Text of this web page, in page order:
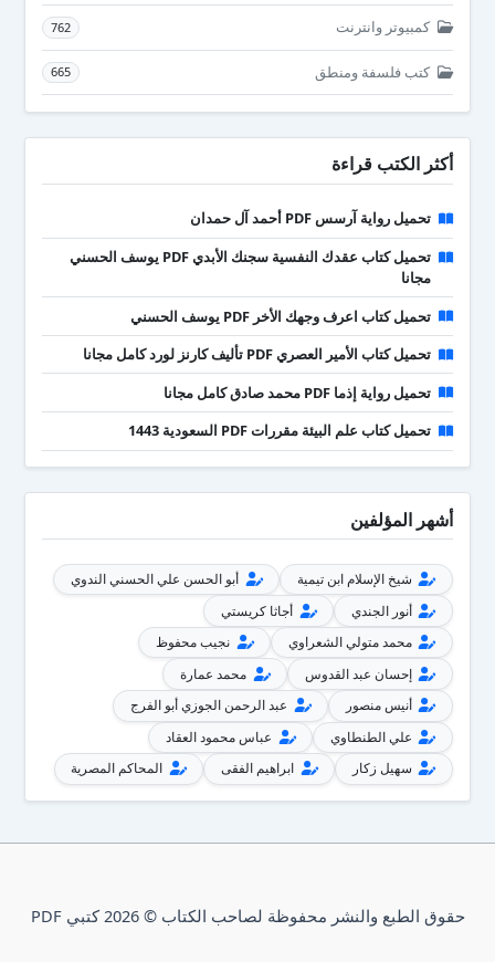
كمبيوتر وانترنت 762
كتب فلسفة ومنطق 665
أكثر الكتب قراءة
تحميل رواية آرسس PDF أحمد آل حمدان
تحميل كتاب عقدك النفسية سجنك الأبدي PDF يوسف الحسني
مجانا
تحميل كتاب اعرف وجهك الأخر PDF يوسف الحسني
تحميل كتاب الأمير العصري PDF تأليف كارنز لورد كامل مجانا
تحميل رواية إذما PDF محمد صادق كامل مجانا
تحميل كتاب علم البيئة مقررات PDF السعودية 1443
أشهر المؤلفين
شيخ الإسلام ابن تيمية
أبو الحسن علي الحسني الندوي
أنور الجندي
أجاثا كريستي
محمد متولي الشعراوي
نجيب محفوظ
إحسان عبد القدوس
محمد عمارة
أنيس منصور
عبد الرحمن الجوزي أبو الفرج
علي الطنطاوي
عباس محمود العقاد
سهيل زكار
ابراهيم الفقى المحاكم المصرية
حقوق الطبع والنشر محفوظة لصاحب الكتاب © 2026 كتبي PDF